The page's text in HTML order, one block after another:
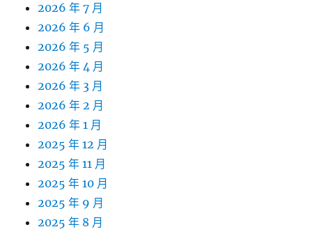
2026 年 7 月
2026 年 6 月
2026 年 5 月
2026 年 4 月
2026 年 3 月
2026 年 2 月
2026 年 1 月
2025 年 12 月
2025 年 11 月
2025 年 10 月
2025 年 9 月
2025 年 8 月